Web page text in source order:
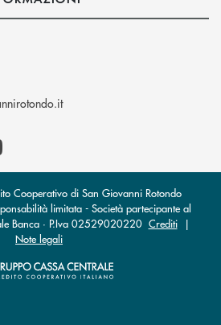
(si apre l’app di posta
Cooperativo di San Giovanni Rotondo
limitata - Società partecipante al
Banca · P.Iva 02529020220 Crediti|
Note legali